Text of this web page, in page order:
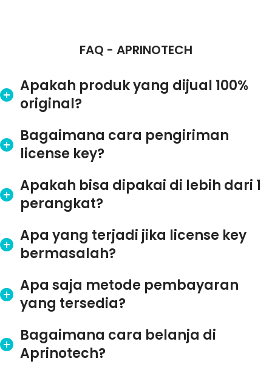
FAQ - APRINOTECH
Apakah produk yang dijual 100%
original?
Bagaimana cara pengiriman
license key?
Apakah bisa dipakai di lebih dari 1
perangkat?
Apa yang terjadi jika license key
bermasalah?
Apa saja metode pembayaran
yang tersedia?
Bagaimana cara belanja di
Aprinotech?